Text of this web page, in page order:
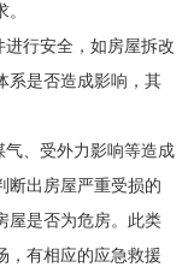
行安全，如房屋拆改
系是否造成影响，其
、受外力影响等造成
断出房屋严重受损的
屋是否为危房。此类
，有相应的应急救援